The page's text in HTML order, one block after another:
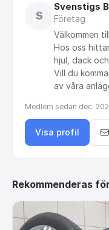
S
Svenstigs
Företag
Välkommen till
Hos oss
hjul, däck och
Vill du komma
av våra
Medlem sedan dec.
Visa profil
Rekommenderas